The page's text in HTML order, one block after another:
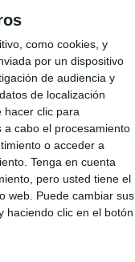
como cookies, y
por un dispositivo
de audiencia y
de localización
hacer clic para
cabo el procesamiento
o acceder a
Tenga en cuenta
pero usted tiene el
web. Puede cambiar sus
haciendo clic en el botón